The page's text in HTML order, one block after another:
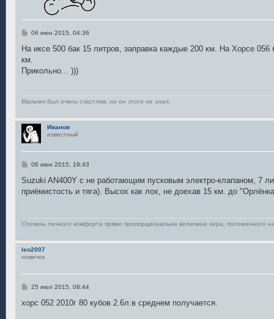
С
о
щ
е
06 июн 2015, 04:36
На иксе 500 бак 15 литров, заправка каждые 200 км. На Хорсе 056
км.
Прикольно... )))
Мальчик был очень счастлив, но он этого не знал.
Иванов
известный
С
о
щ
е
06 июн 2015, 19:43
Suzuki AN400Y с не работающим пусковым электро-клапаном, 7
приёмистость и тяга). Высох как лох, не доехав 15 км. до
Степень личного комфорта прямо пропорциональна величине хера, положенного
leo2007
новичок
С
о
б
25 июл 2015, 08:44
хорс 052 2010г 80 кубов 2.6л.в среднем получается.